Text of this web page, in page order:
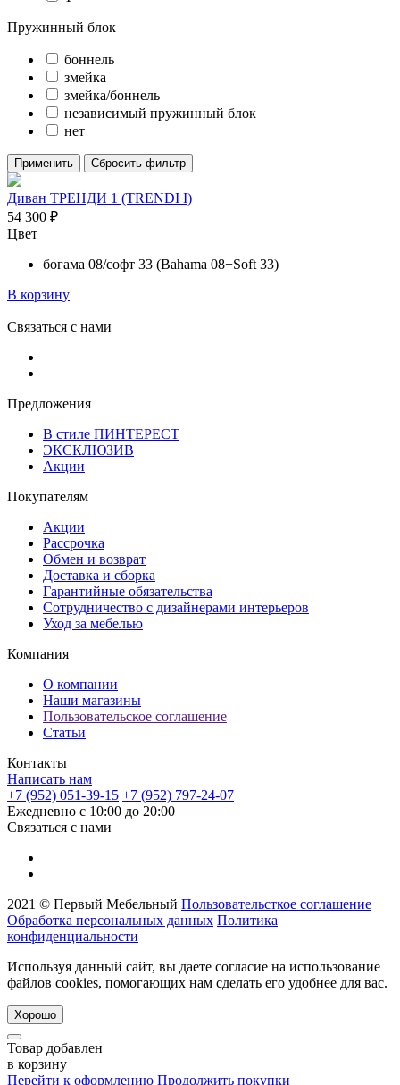
Пружинный блок
боннель
змейка
змейка/боннель
независимый пружинный блок
нет
Применить Сбросить фильтр
Диван ТРЕНДИ 1 (TRENDI I)
54 300 ₽
Цвет
богама 08/софт 33 (Bahama 08+Soft 33)
В корзину
Связаться с нами
Предложения
В стиле ПИНТЕРЕСТ
ЭКСКЛЮЗИВ
Акции
Покупателям
Акции
Рассрочка
Обмен и возврат
Доставка и сборка
Гарантийные обязательства
Сотрудничество с дизайнерами интерьеров
Уход за мебелью
Компания
О компании
Наши магазины
Пользовательское соглашение
Статьи
Контакты
Написать нам
+7 (952) 051-39-15 +7 (952) 797-24-07
Ежедневно с 10:00 до 20:00
Связаться с нами
2021 © Первый Мебельный Пользовательсткое соглашение
Обработка персональных данных Политика
конфиденциальности
Используя данный сайт, вы даете согласие на использование
файлов cookies, помогающих нам сделать его удобнее для вас.
Хорошо
Товар добавлен
в корзину
Перейти к оформлению Продолжить покупки